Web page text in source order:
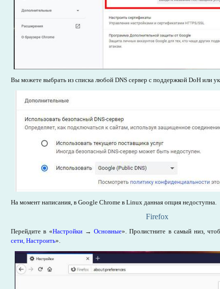
Вы можете выбрать из списка любой DNS сервер с поддержкой DoH или
На момент написания, в Google Chrome в Linux данная опция недоступна.
Firefox
Перейдите в «Настройки→ Основные». Пролистните в самый низ,
сети, Настроить».